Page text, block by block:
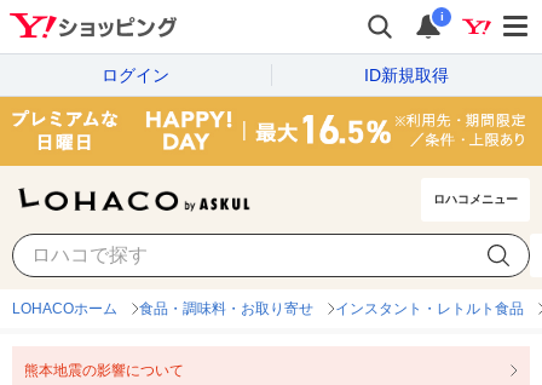
i
ログイン ID新規取得
ロハコメニュー
LOHACOホーム 食品・調味料・お取り寄せ インスタント・レトルト食品
熊本地震の影響について